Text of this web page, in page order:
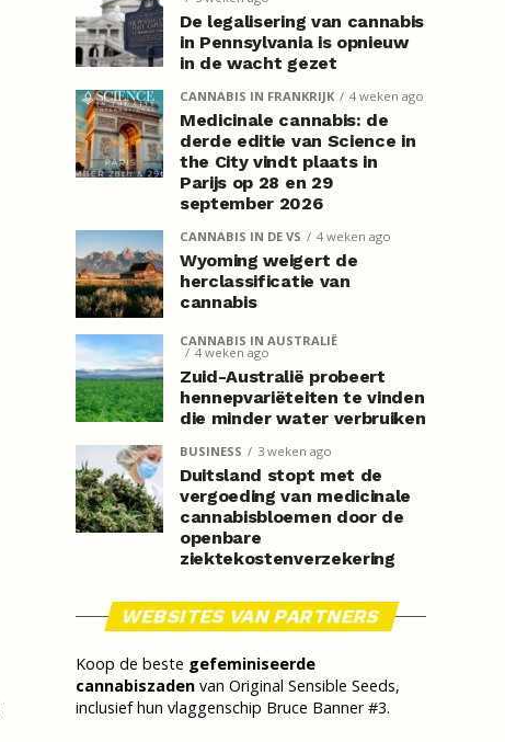
De legalisering van cannabis
in Pennsylvania is opnieuw
in de wacht gezet
CANNABIS IN FRANKRIJK 4 weken ago
Medicinale cannabis: de
derde editie van Science in
the City vindt plaats in
Parijs op 28 en 29
september 2026
CANNABIS IN DE VS 4 weken ago
Wyoming weigert de
herclassificatie van
cannabis
CANNABIS IN AUSTRALIË
4 weken ago
Zuid-Australië probeert
hennepvariëteiten te vinden
die minder water verbruiken
BUSINESS 3 weken ago
Duitsland stopt met de
vergoeding van medicinale
cannabisbloemen door de
openbare
ziektekostenverzekering
WEBSITES VAN PARTNERS
Koop de beste gefeminiseerde
cannabiszaden van Original Sensible Seeds,
inclusief hun vlaggenschip Bruce Banner #3.